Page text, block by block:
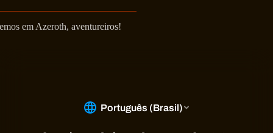
em Azeroth, aventureiros!